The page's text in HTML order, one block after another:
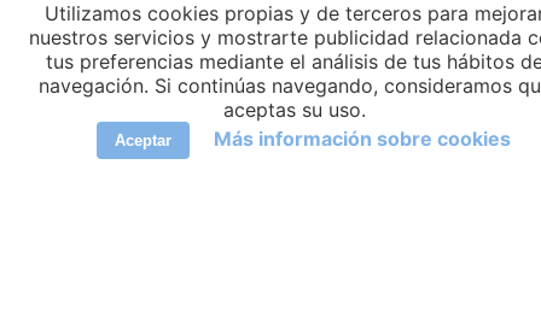
Utilizamos cookies propias y de terceros para
nuestros servicios y mostrarte publicidad relacionada
tus preferencias mediante el análisis de tus hábitos
navegación. Si continúas navegando, consideramos
aceptas su uso.
Aceptar Más información sobre cookies